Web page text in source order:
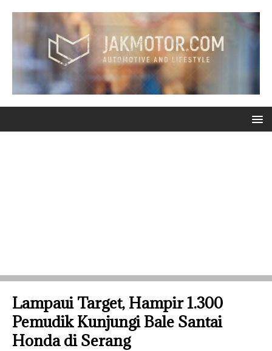
Lampaui Target, Hampir 1.300
Pemudik Kunjungi Bale Santai
Honda di Serang